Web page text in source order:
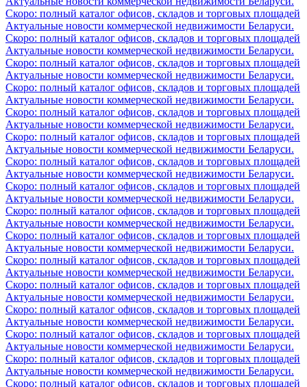
Скоро: полный каталог офисов, складов и торговых площадей
Актуальные новости коммерческой недвижимости Беларуси.
Скоро: полный каталог офисов, складов и торговых площадей
Актуальные новости коммерческой недвижимости Беларуси.
Скоро: полный каталог офисов, складов и торговых площадей
Актуальные новости коммерческой недвижимости Беларуси.
Скоро: полный каталог офисов, складов и торговых площадей
Актуальные новости коммерческой недвижимости Беларуси.
Скоро: полный каталог офисов, складов и торговых площадей
Актуальные новости коммерческой недвижимости Беларуси.
Скоро: полный каталог офисов, складов и торговых площадей
Актуальные новости коммерческой недвижимости Беларуси.
Скоро: полный каталог офисов, складов и торговых площадей
Актуальные новости коммерческой недвижимости Беларуси.
Скоро: полный каталог офисов, складов и торговых площадей
Актуальные новости коммерческой недвижимости Беларуси.
Скоро: полный каталог офисов, складов и торговых площадей
Актуальные новости коммерческой недвижимости Беларуси.
Скоро: полный каталог офисов, складов и торговых площадей
Актуальные новости коммерческой недвижимости Беларуси.
Скоро: полный каталог офисов, складов и торговых площадей
Актуальные новости коммерческой недвижимости Беларуси.
Скоро: полный каталог офисов, складов и торговых площадей
Актуальные новости коммерческой недвижимости Беларуси.
Скоро: полный каталог офисов, складов и торговых площадей
Актуальные новости коммерческой недвижимости Беларуси.
Скоро: полный каталог офисов, складов и торговых площадей
Актуальные новости коммерческой недвижимости Беларуси.
Скоро: полный каталог офисов, складов и торговых площадей
Актуальные новости коммерческой недвижимости Беларуси.
Скоро: полный каталог офисов, складов и торговых площадей